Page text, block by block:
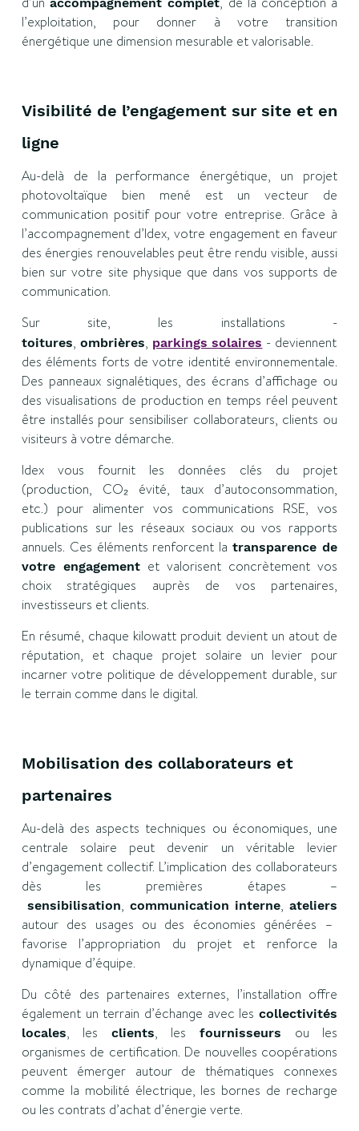
l’exploitation, pour donner à votre transition
énergétique une dimension mesurable et valorisable.
Visibilité de l’engagement sur site et en
ligne
Au-delà de la performance énergétique, un projet
photovoltaïque bien mené est un vecteur de
communication positif pour votre entreprise. Grâce à
l’accompagnement d’Idex, votre engagement en faveur
des énergies renouvelables peut être rendu visible, aussi
bien sur votre site physique que dans vos supports de
communication.
Sur site, les installations -
toitures, ombrières, parkings solaires - deviennent
des éléments forts de votre identité environnementale.
Des panneaux signalétiques, des écrans d’affichage ou
des visualisations de production en temps réel peuvent
être installés pour sensibiliser collaborateurs, clients ou
visiteurs à votre démarche.
Idex vous fournit les données clés du projet
(production, CO₂ évité, taux d’autoconsommation,
etc.) pour alimenter vos communications RSE, vos
publications sur les réseaux sociaux ou vos rapports
annuels. Ces éléments renforcent latransparence de
votre engagementet valorisent concrètement vos
choix stratégiques auprès de vos partenaires,
investisseurs et clients.
En résumé, chaque kilowatt produit devient un atout de
réputation, et chaque projet solaire un levier pour
incarner votre politique de développement durable, sur
le terrain comme dans le digital.
Mobilisation des collaborateurs et
partenaires
Au-delà des aspects techniques ou économiques, une
centrale solaire peut devenir un véritable levier
d’engagement collectif. L’implication des collaborateurs
dès les premières étapes –
sensibilisation, communication interne,ateliers
autour des usages ou des économies générées –
favorise l’appropriation du projet et renforce la
dynamique d’équipe.
Du côté des partenaires externes, l’installation offre
également un terrain d’échange avec lescollectivités
locales, les clients, lesfournisseurs
ou les
organismes de certification. De nouvelles coopérations
peuvent émerger autour de thématiques connexes
comme la mobilité électrique, les bornes de recharge
ou les contrats d’achat d’énergie verte.